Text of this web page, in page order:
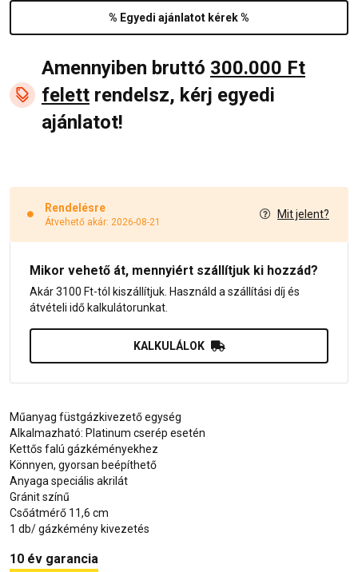
% Egyedi ajánlatot kérek %
Amennyiben bruttó 300.000 Ft
felett rendelsz, kérj egyedi
ajánlatot!
Rendelésre
Átvehető akár: 2026-08-21
Mit jelent?
Mikor vehető át, mennyiért szállítjuk ki hozzád?
Akár 3100 Ft-tól kiszállítjuk. Használd a szállítási díj és
átvételi idő kalkulátorunkat.
KALKULÁLOK
Műanyag füstgázkivezető egység
Alkalmazható: Platinum cserép esetén
Kettős falú gázkéményekhez
Könnyen, gyorsan beépíthető
Anyaga speciális akrilát
Gránit színű
Csőátmérő 11,6 cm
1 db/ gázkémény kivezetés
10 év garancia